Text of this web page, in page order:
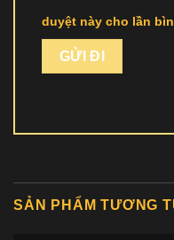
duyệt này cho lần
SẢN PHẨM TƯƠNG